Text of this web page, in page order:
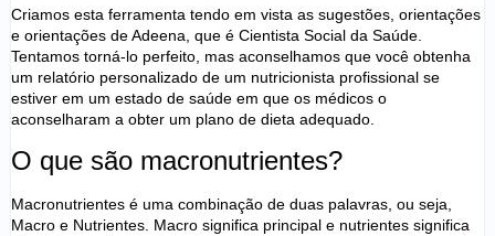
Criamos esta ferramenta tendo em vista as sugestões, orientações
e orientações de Adeena, que é Cientista Social da Saúde.
Tentamos torná-lo perfeito, mas aconselhamos que você obtenha
um relatório personalizado de um nutricionista profissional se
estiver em um estado de saúde em que os médicos o
aconselharam a obter um plano de dieta adequado.
O que são macronutrientes?
Macronutrientes é uma combinação de duas palavras, ou seja,
Macro e Nutrientes. Macro significa principal e nutrientes significa